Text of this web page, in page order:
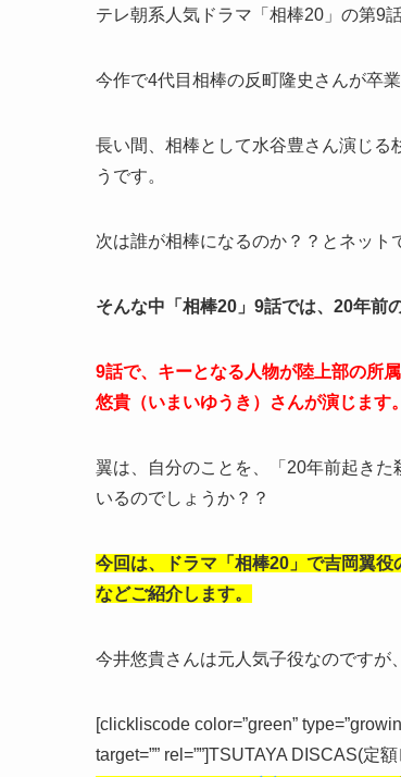
テレ朝系人気ドラマ「相棒20」の第9
今作で4代目相棒の反町隆史さんが卒
長い間、相棒として水谷豊さん演じる
うです。
次は誰が相棒になるのか？？とネット
そんな中「相棒20」9話では、20年前
9話で、キーとなる人物が陸上部の所
悠貴（いまいゆうき）さんが演じます。
翼は、自分のことを、「20年前起き
いるのでしょうか？？
今回は、ドラマ「相棒20」で吉岡翼
などご紹介します。
今井悠貴さんは元人気子役なのですが
[clickliscode color=”green”
target=”” rel=””]TSUTAYA DISCAS(定